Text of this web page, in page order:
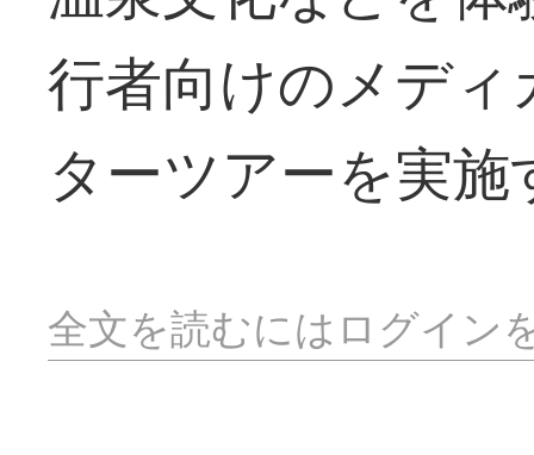
行者向けのメデ
ターツアーを実施
全文を読むにはログイン